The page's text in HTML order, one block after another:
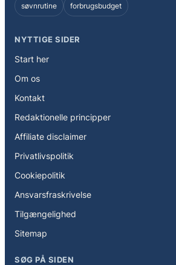
søvnrutine forbrugsbudget
NYTTIGE SIDER
Start her
Om os
Kontakt
Redaktionelle principper
Affiliate disclaimer
Privatlivspolitik
Cookiepolitik
Ansvarsfraskrivelse
Tilgængelighed
Sitemap
SØG PÅ SIDEN